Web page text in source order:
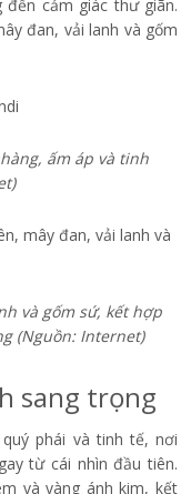
cảm giác thư giãn.
đan, vải lanh và gốm
ấm áp và tinh
và gốm sứ, kết hợp
(Nguồn: Internet)
sang trọng
phái và tinh tế, nơi
từ cái nhìn đầu tiên.
và vàng ánh kim, kết